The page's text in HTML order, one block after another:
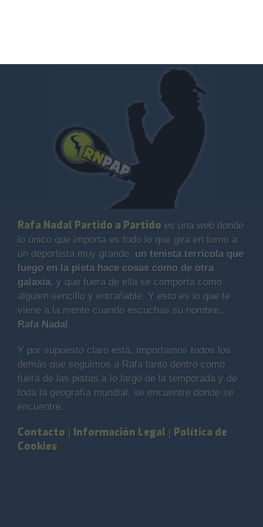
Rafa Nadal Partido a Partido es una web donde
lo único que importa es todo lo que gira en torno a
un deportista muy grande, un tenista terrícola que
luego en la pista hace cosas como de otra
galaxia, y que fuera de ella se comporta como
alguien sencillo y entrañable. Y esto es lo que te
viene a la mente cuando escuchas su nombre...
Rafa Nadal.
Y por supuesto claro está, importamos todos los
demás que seguimos a Rafa tanto dentro como
fuera de las pistas a lo largo de la temporada y de
toda la geografía mundial, se encuentre donde se
encuentre.
Contacto | Información Legal | Política de
Cookies